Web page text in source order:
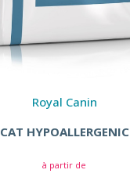
Royal Canin
CAT HYPOALLERGENIC
à partir de